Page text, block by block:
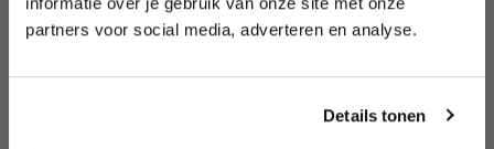
partners voor social media, adverteren en analyse.
Details tonen
Meld je aan en ontvang direct